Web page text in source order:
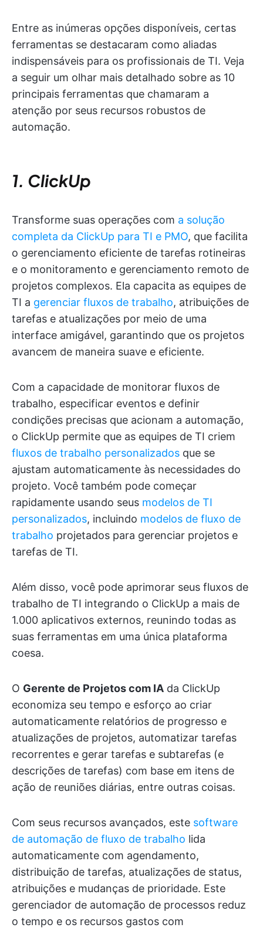
Entre as inúmeras opções disponíveis, certas
ferramentas se destacaram como aliadas
indispensáveis para os profissionais de TI. Veja
a seguir um olhar mais detalhado sobre as 10
principais ferramentas que chamaram a
atenção por seus recursos robustos de
automação.
1. ClickUp
Transforme suas operações com a solução
completa da ClickUp para TI e PMO, que facilita
o gerenciamento eficiente de tarefas rotineiras
e o monitoramento e gerenciamento remoto de
projetos complexos. Ela capacita as equipes de
TI a gerenciar fluxos de trabalho, atribuições de
tarefas e atualizações por meio de uma
interface amigável, garantindo que os projetos
avancem de maneira suave e eficiente.
Com a capacidade de monitorar fluxos de
trabalho, especificar eventos e definir
condições precisas que acionam a automação,
o ClickUp permite que as equipes de TI criem
fluxos de trabalho personalizados que se
ajustam automaticamente às necessidades do
projeto. Você também pode começar
rapidamente usando seus modelos de TI
personalizados, incluindo modelos de fluxo de
trabalho projetados para gerenciar projetos e
tarefas de TI.
Além disso, você pode aprimorar seus fluxos de
trabalho de TI integrando o ClickUp a mais de
1.000 aplicativos externos, reunindo todas as
suas ferramentas em uma única plataforma
coesa.
O Gerente de Projetos com IA da ClickUp
economiza seu tempo e esforço ao criar
automaticamente relatórios de progresso e
atualizações de projetos, automatizar tarefas
recorrentes e gerar tarefas e subtarefas (e
descrições de tarefas) com base em itens de
ação de reuniões diárias, entre outras coisas.
Com seus recursos avançados, este software
de automação de fluxo de trabalho lida
automaticamente com agendamento,
distribuição de tarefas, atualizações de status,
atribuições e mudanças de prioridade. Este
gerenciador de automação de processos reduz
o tempo e os recursos gastos com